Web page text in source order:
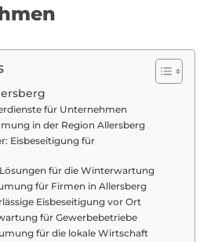
für Unternehmen
in der Region Allersberg
Eisbeseitigung für
für die Winterwartung
für Firmen in Allersberg
Eisbeseitigung vor Ort
für Gewerbebetriebe
für die lokale Wirtschaft